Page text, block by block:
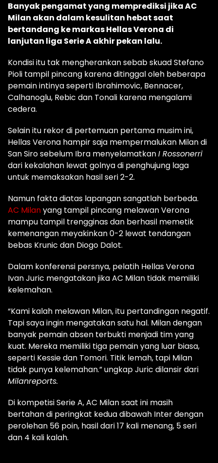
Banyak pengamat yang memprediksi jika AC
Milan akan dalam kesulitan hebat saat
bertandang ke markas Hellas Verona di
lanjutan liga Serie A akhir pekan lalu.
Kondisi itu tak mengherankan sebab skuad Stefano
Pioli tampil pincang karena ditinggal oleh beberapa
pemain intinya seperti Ibrahimovic, Bennacer,
Calhanoglu, Rebic dan Tonali karena mengalami
cedera.
Selain itu rekor di pertemuan pertama musim ini,
Hellas Verona hampir saja mempermalukan Milan di
San Siro sebelum Ibra menyelamatkanI Rossonerri
dari kekalahan lewat golnya di penghujung laga
untuk memaksakan hasil seri 2-2.
Namun fakta diatas lapangan sangatlah berbeda.
AC Milanyang tampil pincang melawan Verona
mampu tampil trengginas dan berhasil memetik
kemenangan meyakinkan 0-2 lewat tendangan
bebas Krunic dan Diogo Dalot.
Dalam konferensi persnya, pelatih Hellas Verona
Ivan Juric mengatakan jika AC Milan tidak memiliki
kelemahan.
“Kami kalah melawan Milan, itu pertandingan negatif.
Tapi saya ingin mengatakan satu hal. Milan dengan
banyak pemain absen terbukti menjadi tim yang
kuat. Mereka memiliki tiga pemain yang luar biasa,
seperti Kessie dan Tomori. Titik lemah, tapi Milan
tidak punya kelemahan.” ungkap Juric dilansir dari
Milanreports.
Di kompetisi Serie A, AC Milan saat ini masih
bertahan di peringkat kedua dibawah Inter dengan
perolehan 56 poin, hasil dari 17 kali menang, 5 seri
dan 4 kali kalah.